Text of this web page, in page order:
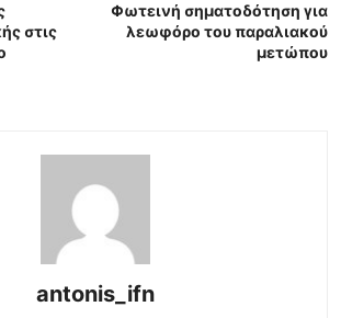
στις
Φωτεινή σηματοδότηση για
λεωφόρο του παραλιακού
μετώπου
antonis_ifn